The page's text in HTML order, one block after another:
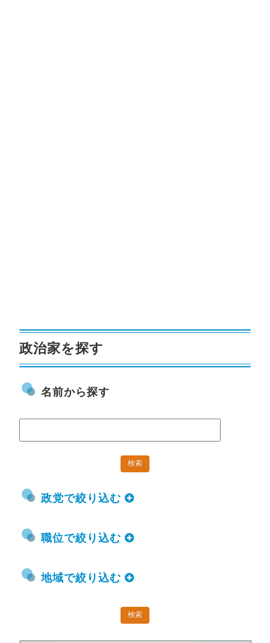
政治家を探す
名前から探す
政党で絞り込む
職位で絞り込む
地域で絞り込む